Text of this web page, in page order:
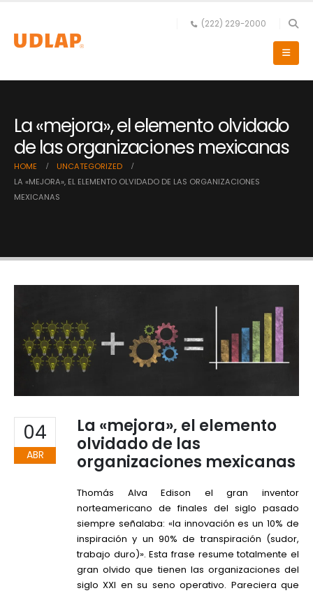
(222) 229-2000
La «mejora», el elemento olvidado
de las organizaciones mexicanas
HOME
UNCATEGORIZED
LA «MEJORA», EL ELEMENTO OLVIDADO DE LAS ORGANIZACIONES
MEXICANAS
04
ABR
La «mejora», el elemento
olvidado de las
organizaciones mexicanas
Thomás Alva Edison el gran inventor
norteamericano de finales del siglo pasado
siempre señalaba: «la innovación es un 10% de
inspiración y un 90% de transpiración (sudor,
trabajo duro)». Esta frase resume totalmente el
gran olvido que tienen las organizaciones del
siglo XXI en su seno operativo. Pareciera que